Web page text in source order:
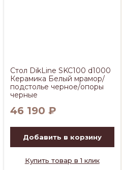
Стол DikLine SKC100 d1000
Керамика Белый мрамор/
подстолье черное/опоры
черные
46 190 ₽
Добавить в корзину
Купить товар в 1 клик